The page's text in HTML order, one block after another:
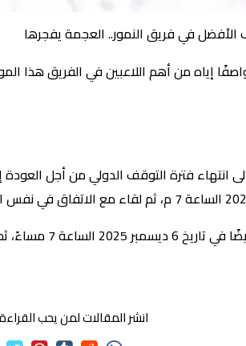
في فريق النمور.. العجمة يفجرها
إياه من أهم اللاعبين في الفريق هذا
انتهاء فترة التوقف الدولي من أجل
انشر المقالات لمن يحب